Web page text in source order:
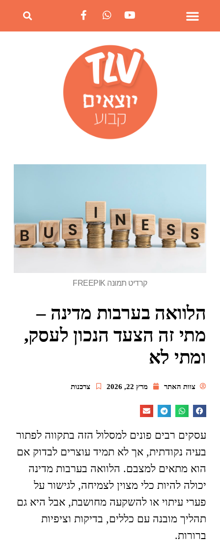
קרדיט תמונה FREEPIK
הלוואה בערבות מדינה –
מתי זה הצעד הנכון לעסק,
ומתי לא
צוות האתר מרץ 22, 2026 צרכנות
עסקים רבים פונים למסלול הזה בתקווה לפתור
בעיה נקודתית, אך לא תמיד עוצרים לבדוק אם
הוא מתאים למצבם. הלוואה בערבות מדינה
יכולה להיות כלי מצוין לצמיחה, לגישור על
פערי עיתוי או להשקעה מחושבת, אבל היא גם
תהליך מובנה עם כללים, בדיקות וציפיות
ברורות.